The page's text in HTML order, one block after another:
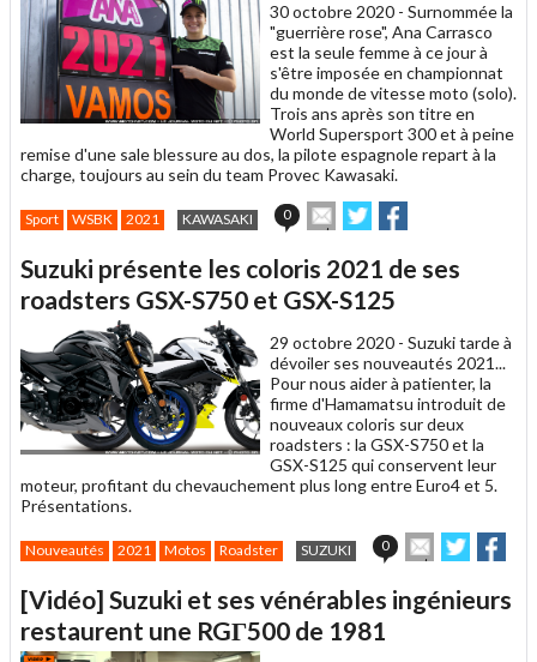
30 octobre 2020 - Surnommée la
"guerrière rose", Ana Carrasco
est la seule femme à ce jour à
s'être imposée en championnat
du monde de vitesse moto (solo).
Trois ans après son titre en
World Supersport 300 et à peine
remise d'une sale blessure au dos, la pilote espagnole repart à la
charge, toujours au sein du team Provec Kawasaki.
Sport WSBK 2021 KAWASAKI 0
Envoyer
cet
à
un
ami
Partager
sur sur
Suzuki présente les coloris 2021 de ses
roadsters GSX-S750 et GSX-S125
29 octobre 2020 - Suzuki tarde à
dévoiler ses nouveautés 2021...
Pour nous aider à patienter, la
firme d'Hamamatsu introduit de
nouveaux coloris sur deux
roadsters : la GSX-S750 et la
GSX-S125 qui conservent leur
moteur, profitant du chevauchement plus long entre Euro4 et 5.
Présentations.
Nouveautés 2021 Motos Roadster SUZUKI 0
Envoyer
cet
à
Partager
sur sur
[Vidéo] Suzuki et ses vénérables ingénieurs
restaurent une RGΓ500 de 1981